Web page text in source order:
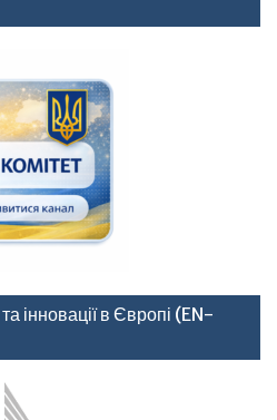
інновації в Європі (EN-